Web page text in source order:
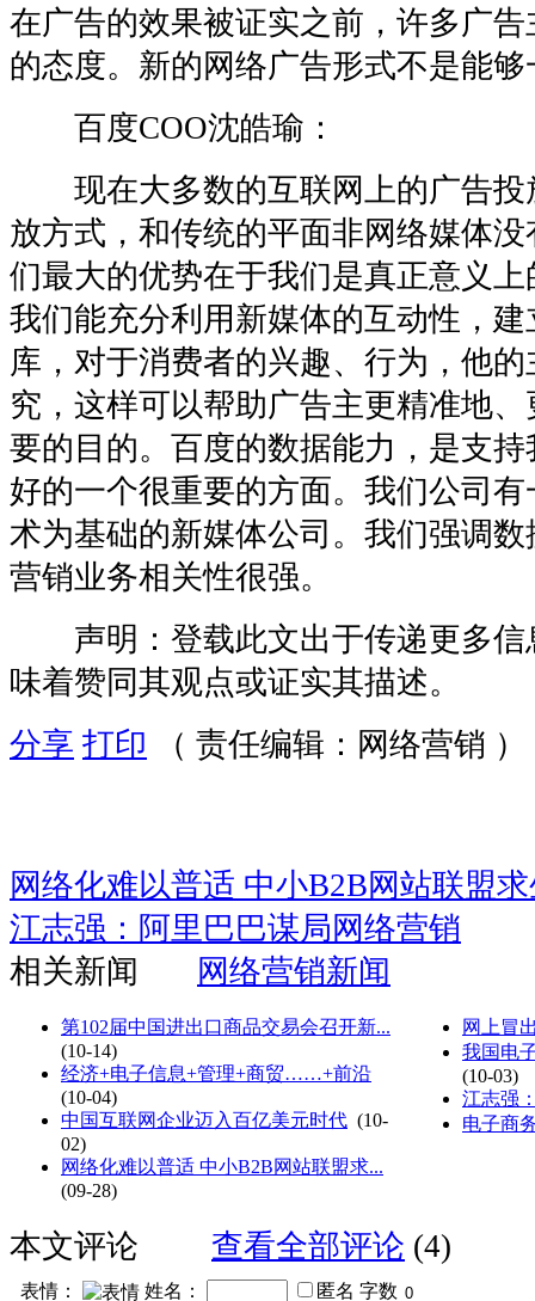
在广告的效果被证实之前，许多广
的态度。新的网络广告形式不是能
百度COO沈皓瑜：
现在大多数的互联网上的广告投
放方式，和传统的平面非网络媒体
们最大的优势在于我们是真正意义
我们能充分利用新媒体的互动性，
库，对于消费者的兴趣、行为，他
究，这样可以帮助广告主更精准地
要的目的。百度的数据能力，是支
好的一个很重要的方面。我们公司
术为基础的新媒体公司。我们强调
营销业务相关性很强。
声明：登载此文出于传递更多信
味着赞同其观点或证实其描述。
分享 打印 （ 责任编辑：网络营销 ）
网络化难以普适 中小B2B网站联盟
江志强：阿里巴巴谋局网络营销
相关新闻
网络营销新闻
第102届中国进出口商品交易会召开新...
(10-14)
经济+电子信息+管理+商贸……+前沿
(10-04)
中国互联网企业迈入百亿美元时代 (10-
02)
网络化难以普适 中小B2B网站联盟求...
(09-28)
网上冒
我国电
(10-03)
江志强
电子商
本文评论 查看全部评论 (4)
表情： 姓名： 匿名 字数